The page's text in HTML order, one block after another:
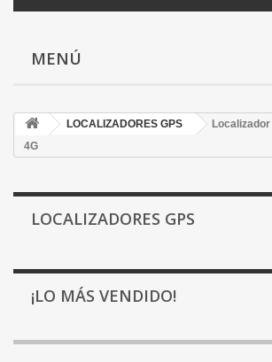
MENÚ
LOCALIZADORES GPS
4G
LOCALIZADORES GPS
¡LO MÁS VENDIDO!